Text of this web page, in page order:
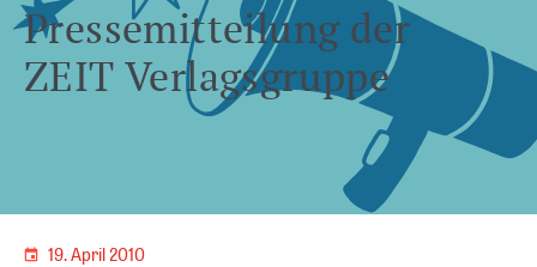
Pressemitteilung der
ZEIT Verlagsgruppe
19. April 2010